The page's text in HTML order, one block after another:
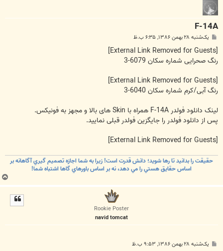
F-14A
پ
ت
یک‌شنبه ۲۸ بهمن ۱۳۸۶, ۶:۳۵ ب.ظ
رنگ صحرایی شماره سکان 6079-3
رنگ آبی/کرم شماره سکان 6040-3
لینک دانلود فولدر F-14A همراه با Skin های بالا و مجهز به فونیکس.
پس از دانلود فولدر را جایگزین فولدر قبلی نمایید.
حقيقت را بدانيد تا رها شويد؛ دانش قدرت است! زيرا به شما اجازه تصميم گيري آگاهانه بر
اساس حقايق هستي را مي دهد، نه بر اساس باورهاي گاها اشتباه شما!
ب
ا
Rookie Poster
navid tomcat
پ یک‌شنبه ۲۸ بهمن ۱۳۸۶, ۹:۵۳ ب.ظ